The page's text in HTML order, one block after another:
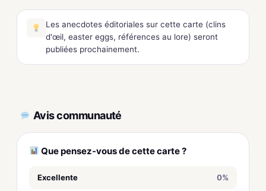
Les anecdotes éditoriales sur cette carte (clins
d'œil, easter eggs, références au lore) seront
publiées prochainement.
Avis communauté
Que pensez-vous de cette carte ?
Excellente 0%